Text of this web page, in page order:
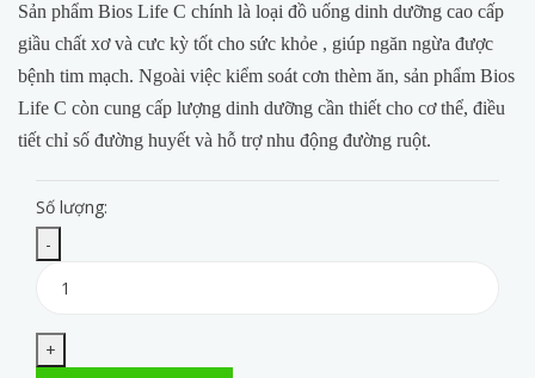
Sản phẩm Bios Life C chính là loại đồ uống dinh dưỡng cao cấp
giầu chất xơ và cưc kỳ tốt cho sức khỏe , giúp ngăn ngừa được
bệnh tim mạch. Ngoài việc kiểm soát cơn thèm ăn, sản phẩm Bios
Life C còn cung cấp lượng dinh dưỡng cần thiết cho cơ thể, điều
tiết chỉ số đường huyết và hỗ trợ nhu động đường ruột.
Số lượng:
-
+